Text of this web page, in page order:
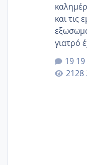
και τις
γιατρό
που